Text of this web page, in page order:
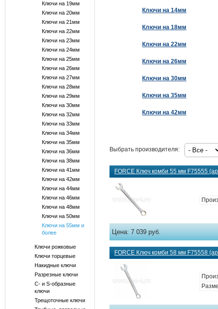
Ключи на 19мм
Ключи на 20мм
Ключи на 21мм
Ключи на 22мм
Ключи на 23мм
Ключи на 24мм
Ключи на 25мм
Ключи на 26мм
Ключи на 27мм
Ключи на 28мм
Ключи на 29мм
Ключи на 30мм
Ключи на 32мм
Ключи на 33мм
Ключи на 34мм
Ключи на 35мм
Ключи на 36мм
Ключи на 38мм
Ключи на 41мм
Ключи на 42мм
Ключи на 44мм
Ключи на 46мм
Ключи на 48мм
Ключи на 50мм
Ключи на 55мм и
более
Ключи рожковые
Ключи торцевые
Накидные ключи
Разрезные ключи
С- и S-образные
ключи
Трещоточные ключи
Ключи на 14мм
Ключи на 18мм
Ключи на 22мм
Ключи на 26мм
Ключи на 30мм
Ключи на 35мм
Ключи на 42мм
Выбрать производителя:
FORCE Ключ комби 55 мм F75555
Цена:7 039 руб.
FORCE Ключ комби 58 мм F75558